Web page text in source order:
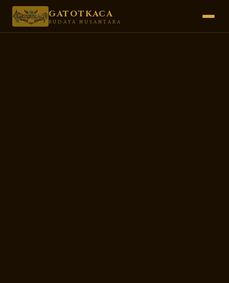
GATOTKACA
BUDAYA NUSANTARA